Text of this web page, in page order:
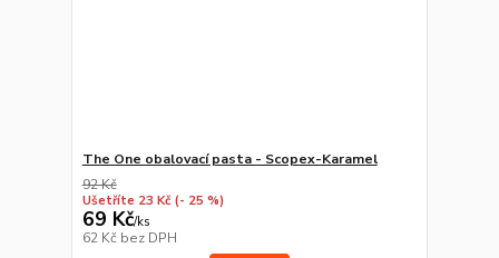
The One obalovací pasta - Scopex-Karamel
92 Kč
Ušetříte 23 Kč (- 25 %)
69 Kč/ks
62 Kč bez DPH